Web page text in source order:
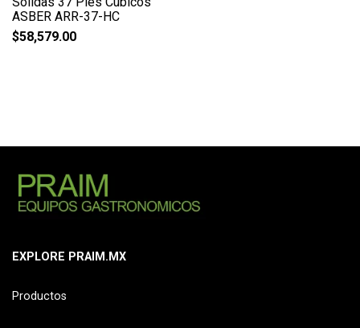
ASBER ARR-37-HC
$58,579.00
EXPLORE PRAIM.MX
Productos